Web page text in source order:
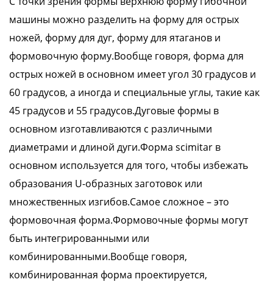
машины можно разделить на форму для острых
ножей, форму для дуг, форму для ятаганов и
формовочную форму.Вообще говоря, форма для
острых ножей в основном имеет угол 30 градусов и
60 градусов, а иногда и специальные углы, такие как
45 градусов и 55 градусов.Дуговые формы в
основном изготавливаются с различными
диаметрами и длиной дуги.Форма scimitar в
основном используется для того, чтобы избежать
образования U-образных заготовок или
множественных изгибов.Самое сложное – это
формовочная форма.Формовочные формы могут
быть интегрированными или
комбинированными.Вообще говоря,
комбинированная форма проектируется,